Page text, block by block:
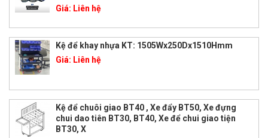
Giá: Liên hệ
Kệ để khay nhựa KT: 1505Wx250Dx1510Hmm
Giá: Liên hệ
Kệ để chuôi giao BT40 , Xe đẩy BT50, Xe đựng
chui dao tiên BT30, BT40, Xe để chui giao tiện
BT30, X